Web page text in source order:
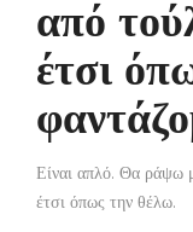
από
έτσι
Είναι απλό. Θα ράψω
έτσι όπως την θέλω.